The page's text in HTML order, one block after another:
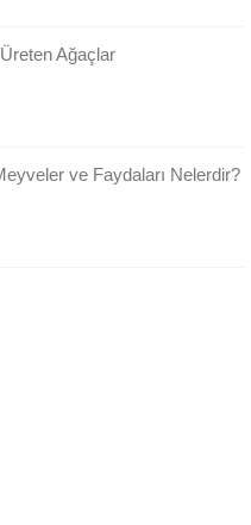
Ağaçlar
ve Faydaları Nelerdir?